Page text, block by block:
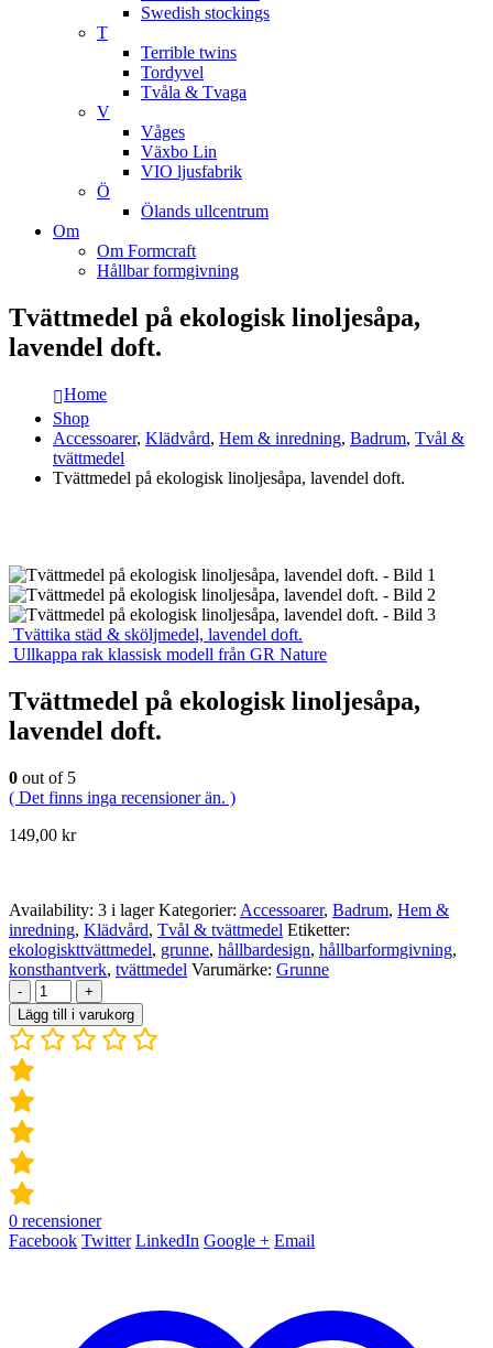
Swedish stockings
T
Terrible twins
Tordyvel
Tvåla & Tvaga
V
Våges
Växbo Lin
VIO ljusfabrik
Ö
Ölands ullcentrum
Om
Om Formcraft
Hållbar formgivning
Tvättmedel på ekologisk linoljesåpa,
lavendel doft.
Home
Shop
Accessoarer, Klädvård, Hem & inredning, Badrum, Tvål &
tvättmedel
Tvättmedel på ekologisk linoljesåpa, lavendel doft.
Tvättika städ & sköljmedel, lavendel doft.
Ullkappa rak klassisk modell från GR Nature
Tvättmedel på ekologisk linoljesåpa,
lavendel doft.
0 out of 5
( Det finns inga recensioner än. )
149,00 kr
Availability: 3 i lager Kategorier: Accessoarer, Badrum, Hem &
inredning, Klädvård, Tvål & tvättmedel Etiketter:
ekologiskttvättmedel, grunne, hållbardesign, hållbarformgivning,
konsthantverk, tvättmedel Varumärke: Grunne
-
+
Lägg till i varukorg
0 recensioner
Facebook Twitter LinkedIn Google + Email